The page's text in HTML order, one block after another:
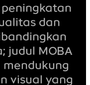
dan
judul MOBA
mendukung
visual yang